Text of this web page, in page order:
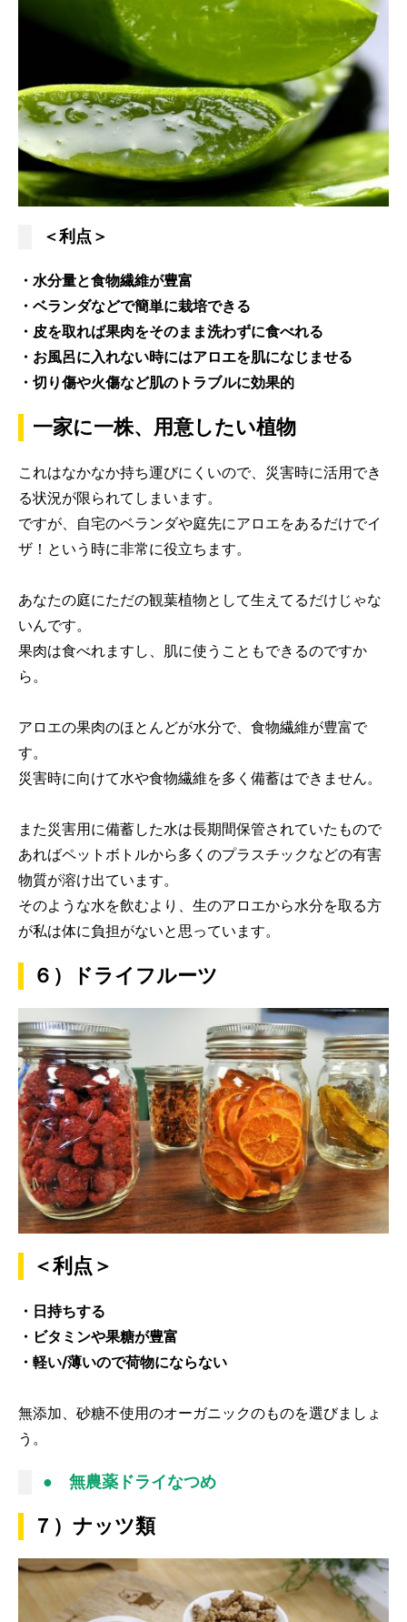
＜利点＞
・水分量と食物繊維が豊富
・ベランダなどで簡単に栽培できる
・皮を取れば果肉をそのまま洗わずに食べれる
・お風呂に入れない時にはアロエを肌になじませる
・切り傷や火傷など肌のトラブルに効果的
一家に一株、用意したい植物
これはなかなか持ち運びにくいので、災害時に活用でき
る状況が限られてしまいます。
ですが、自宅のベランダや庭先にアロエをあるだけでイ
ザ！という時に非常に役立ちます。
あなたの庭にただの観葉植物として生えてるだけじゃな
いんです。
果肉は食べれますし、肌に使うこともできるのですか
ら。
アロエの果肉のほとんどが水分で、食物繊維が豊富で
す。
災害時に向けて水や食物繊維を多く備蓄はできません。
また災害用に備蓄した水は長期間保管されていたもので
あればペットボトルから多くのプラスチックなどの有害
物質が溶け出ています。
そのような水を飲むより、生のアロエから水分を取る方
が私は体に負担がないと思っています。
６）ドライフルーツ
＜利点＞
・日持ちする
・ビタミンや果糖が豊富
・軽い/薄いので荷物にならない
無添加、砂糖不使用のオーガニックのものを選びましょ
う。
● 無農薬ドライなつめ
７）ナッツ類